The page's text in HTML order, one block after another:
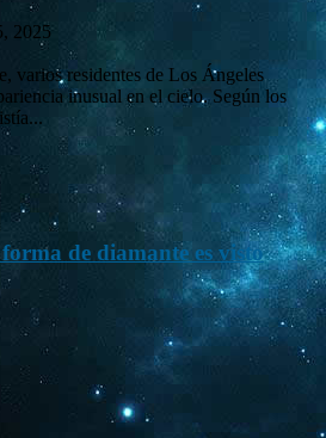
2025
varios residentes de Los Ángeles
inusual en el cielo. Según los
de diamante es visto